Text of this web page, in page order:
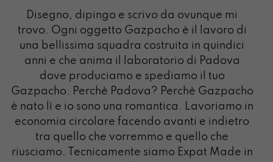
Disegno, dipingo e scrivo da ovunque mi
trovo. Ogni oggetto Gazpacho è il lavoro di
una bellissima squadra costruita in quindici
anni e che anima il laboratorio di Padova
dove produciamo e spediamo il tuo
Gazpacho. Perchè Padova? Perchè Gazpacho
è nato lì e io sono una romantica. Lavoriamo in
economia circolare facendo avanti e indietro
tra quello che vorremmo e quello che
riusciamo. Tecnicamente siamo Expat Made in